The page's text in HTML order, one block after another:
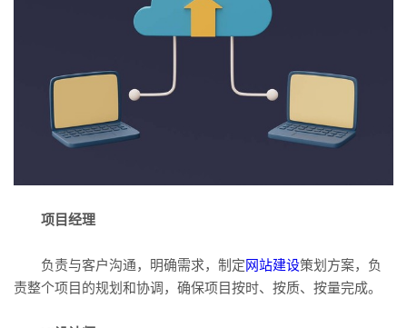
项目经理
负责与客户沟通，明确需求，制定网站建设策划方案，负
责整个项目的规划和协调，确保项目按时、按质、按量完成。